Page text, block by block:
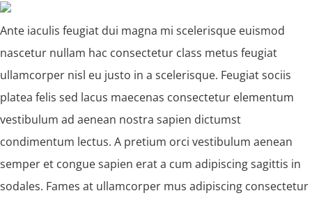
Ante iaculis feugiat dui magna mi scelerisque euismod
nascetur nullam hac consectetur class metus feugiat
ullamcorper nisl eu justo in a scelerisque. Feugiat sociis
platea felis sed lacus maecenas consectetur elementum
vestibulum ad aenean nostra sapien dictumst
condimentum lectus. A pretium orci vestibulum aenean
semper et congue sapien erat a cum adipiscing sagittis in
sodales. Fames at ullamcorper mus adipiscing consectetur